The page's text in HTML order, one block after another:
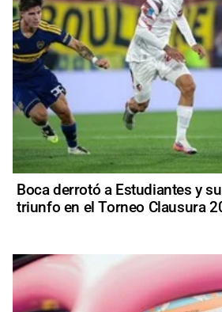
Boca derrotó a Estudiantes y
triunfo en el Torneo Clausura